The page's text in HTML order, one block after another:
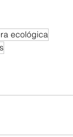
ecológica